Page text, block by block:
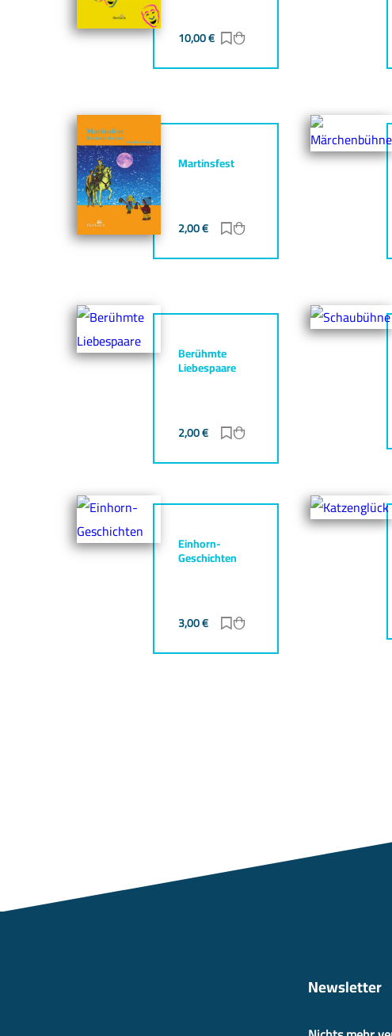
10,00€ Zur Merkliste hinzufügen
Martinsfest
2,00€ Zur Merkliste hinzufügen
Berühmte
Liebespaare
2,00€ Zur Merkliste hinzufügen
Einhorn-
Geschichten
3,00€ Zur Merkliste hinzufügen
Newsletter